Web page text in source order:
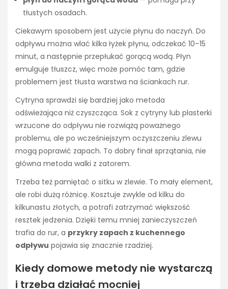
tłustych osadach.
Ciekawym sposobem jest użycie płynu do naczyń. Do
odpływu można wlać kilka łyżek płynu, odczekać 10–15
minut, a następnie przepłukać gorącą wodą. Płyn
emulguje tłuszcz, więc może pomóc tam, gdzie
problemem jest tłusta warstwa na ściankach rur.
Cytryna sprawdzi się bardziej jako metoda
odświeżająca niż czyszcząca. Sok z cytryny lub plasterki
wrzucone do odpływu nie rozwiążą poważnego
problemu, ale po wcześniejszym oczyszczeniu zlewu
mogą poprawić zapach. To dobry finał sprzątania, nie
główna metoda walki z zatorem.
Trzeba też pamiętać o sitku w zlewie. To mały element,
ale robi dużą różnicę. Kosztuje zwykle od kilku do
kilkunastu złotych, a potrafi zatrzymać większość
resztek jedzenia. Dzięki temu mniej zanieczyszczeń
trafia do rur, a przykry zapach z kuchennego
odpływu pojawia się znacznie rzadziej.
Kiedy domowe metody nie wystarczą
i trzeba działać mocniej